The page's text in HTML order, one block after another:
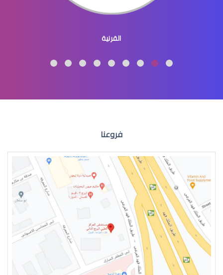
طبيب عيون اطفال
طبيب عيون اطفال في الرياض
القرنية
فروعنا